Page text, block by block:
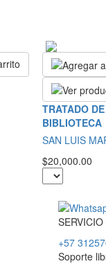
TRATADO
BIBLIOTECA
SAN LUIS
$20,000.00
SERVICIO
+57
Soporte